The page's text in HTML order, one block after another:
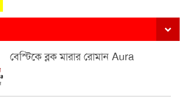
বেস্টিকে ব্লক মারার রোমান Aura